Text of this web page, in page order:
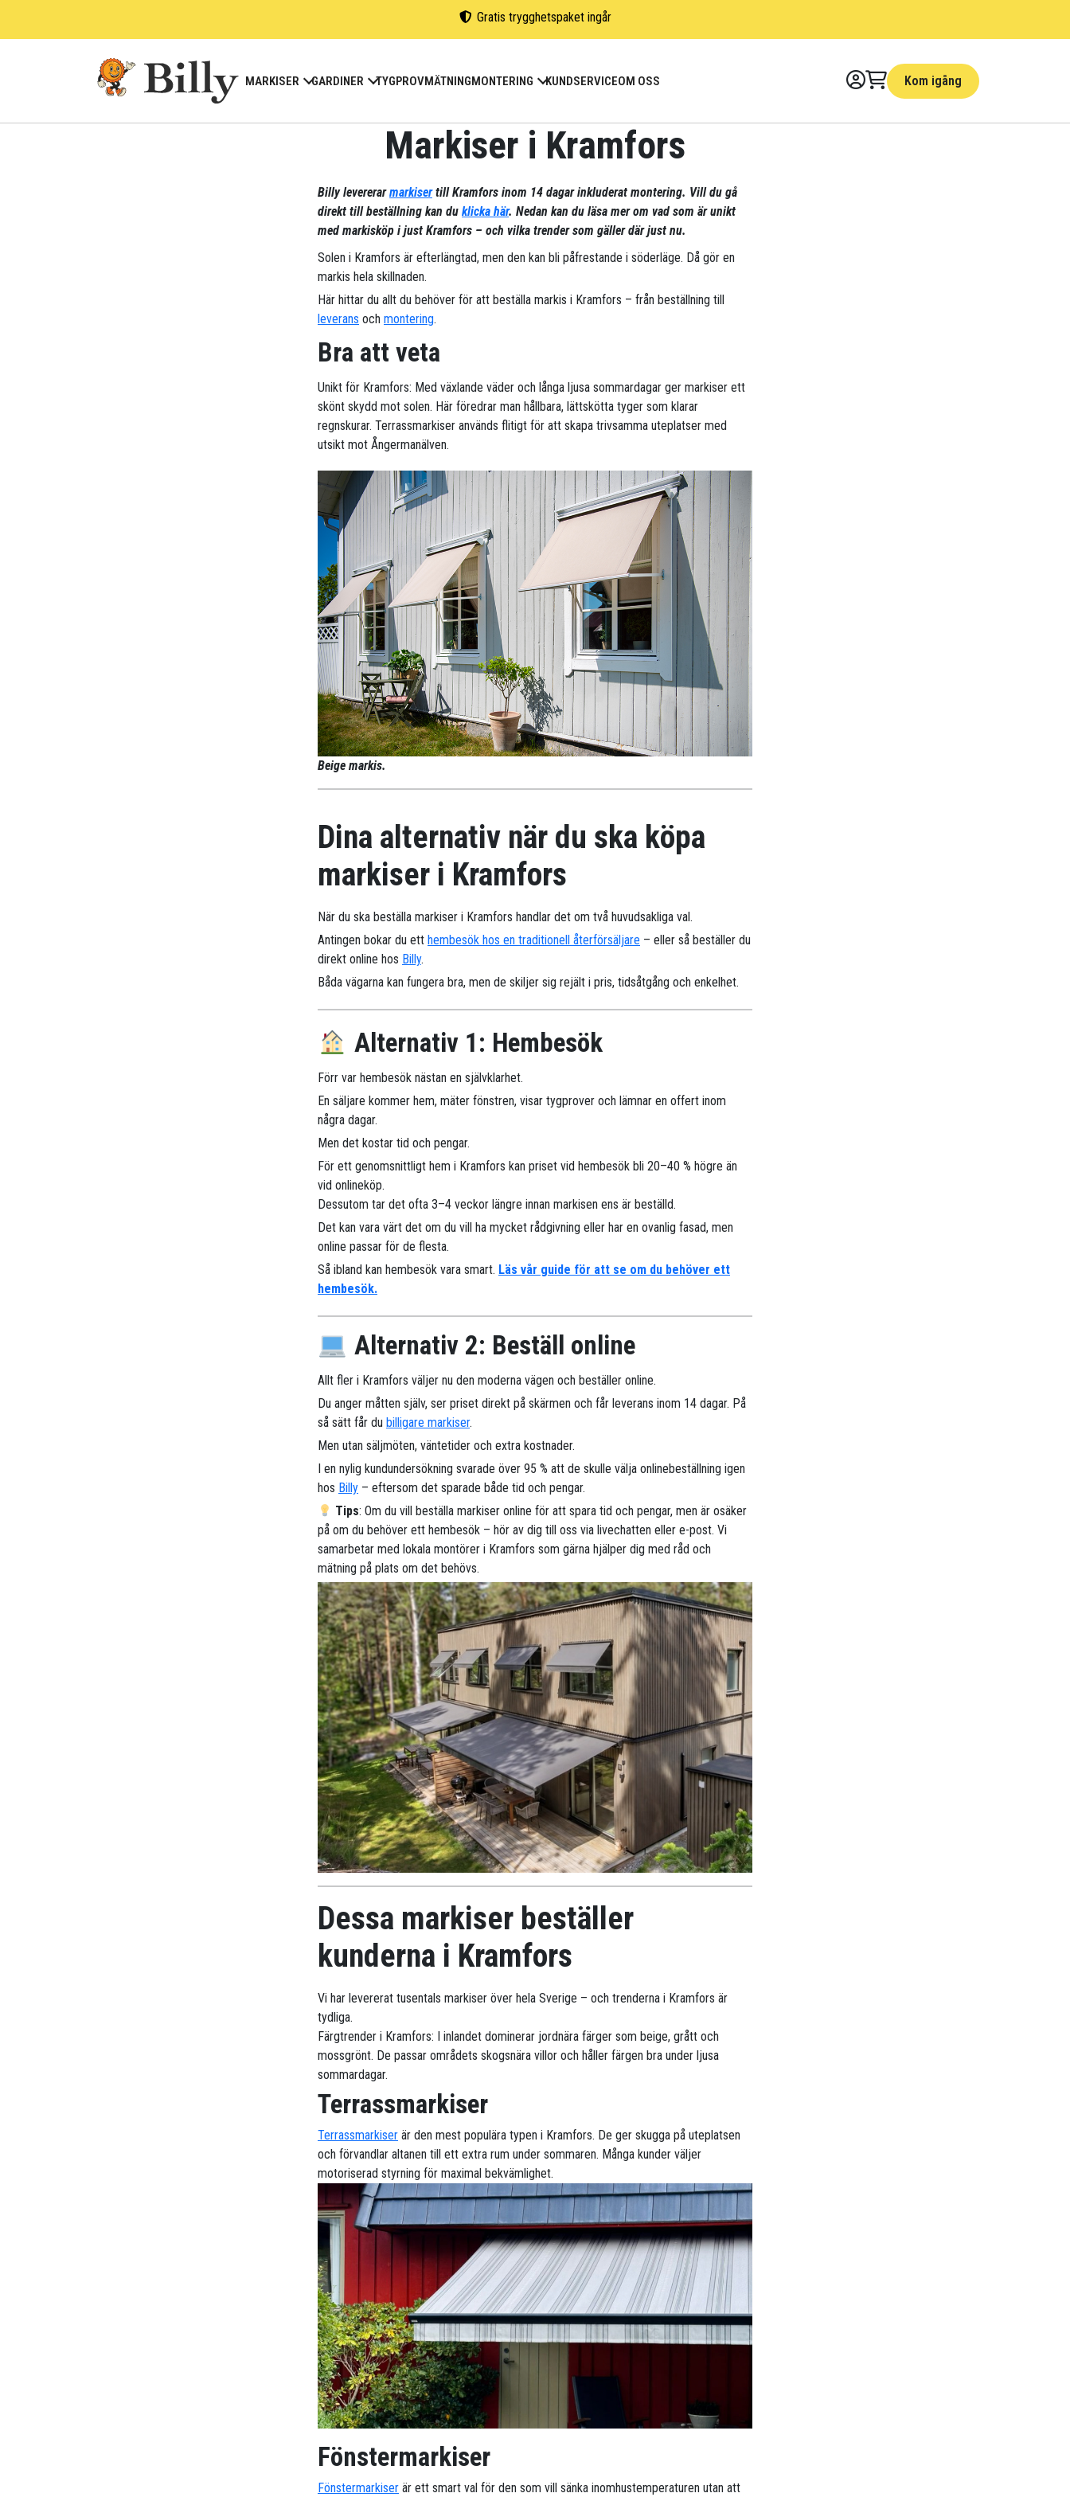
Gratis trygghetspaket ingår
MARKISER GARDINER TYGPROVMÄTNINGMONTERING KUNDSERVICEOM OSS Kom igång
Markiser i Kramfors
Billy levererarmarkisertill Kramfors inom 14 dagar inkluderat montering. Vill du gå
direkt till beställning kan du klicka här. Nedan kan du läsa mer om vad som är unikt
med markisköp i just Kramfors – och vilka trender som gäller där just nu.
Solen i Kramfors är efterlängtad, men den kan bli påfrestande i söderläge. Då gör en
markis hela skillnaden.
Här hittar du allt du behöver för att beställa markis i Kramfors – från beställning till
leverans och montering.
Bra att veta
Unikt för Kramfors: Med växlande väder och långa ljusa sommardagar ger markiser ett
skönt skydd mot solen. Här föredrar man hållbara, lättskötta tyger som klarar
regnskurar. Terrassmarkiser används flitigt för att skapa trivsamma uteplatser med
utsikt mot Ångermanälven.
Beige markis.
Dina alternativ när du ska köpa
markiser i Kramfors
När du ska beställa markiser i Kramfors handlar det om två huvudsakliga val.
Antingen bokar du ett hembesök hos en traditionell återförsäljare – eller så beställer du
direkt online hos Billy.
Båda vägarna kan fungera bra, men de skiljer sig rejält i pris, tidsåtgång och enkelhet.
Alternativ 1: Hembesök
Förr var hembesök nästan en självklarhet.
En säljare kommer hem, mäter fönstren, visar tygprover och lämnar en offert inom
några dagar.
Men det kostar tid och pengar.
För ett genomsnittligt hem i Kramfors kan priset vid hembesök bli 20–40 % högre än
vid onlineköp.
Dessutom tar det ofta 3–4 veckor längre innan markisen ens är beställd.
Det kan vara värt det om du vill ha mycket rådgivning eller har en ovanlig fasad, men
online passar för de flesta.
Så ibland kan hembesök vara smart. Läs vår guide för att se om du behöver ett
hembesök.
Alternativ 2: Beställ online
Allt fler i Kramfors väljer nu den moderna vägen och beställer online.
Du anger måtten själv, ser priset direkt på skärmen och får leverans inom 14 dagar. På
så sätt får du billigare markiser.
Men utan säljmöten, väntetider och extra kostnader.
I en nylig kundundersökning svarade över 95 % att de skulle välja onlinebeställning igen
hos Billy – eftersom det sparade både tid och pengar.
Tips: Om du vill beställa markiser online för att spara tid och pengar, men är osäker
på om du behöver ett hembesök – hör av dig till oss via livechatten eller e-post. Vi
samarbetar med lokala montörer i Kramfors som gärna hjälper dig med råd och
mätning på plats om det behövs.
Dessa markiser beställer
kunderna i Kramfors
Vi har levererat tusentals markiser över hela Sverige – och trenderna i Kramfors är
tydliga.
Färgtrender i Kramfors: I inlandet dominerar jordnära färger som beige, grått och
mossgrönt. De passar områdets skogsnära villor och håller färgen bra under ljusa
sommardagar.
Terrassmarkiser
Terrassmarkiser är den mest populära typen i Kramfors. De ger skugga på uteplatsen
och förvandlar altanen till ett extra rum under sommaren. Många kunder väljer
motoriserad styrning för maximal bekvämlighet.
Fönstermarkiser
Fönstermarkiser är ett smart val för den som vill sänka inomhustemperaturen utan att